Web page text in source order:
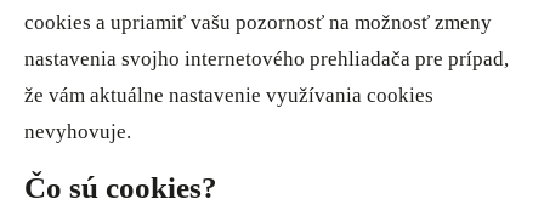
cookies a upriamiť vašu pozornosť na možnosť zmeny
nastavenia svojho internetového prehliadača pre prípad,
že vám aktuálne nastavenie využívania cookies
nevyhovuje.
Čo sú cookies?